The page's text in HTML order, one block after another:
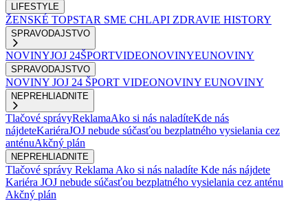
LIFESTYLE
ŽENSKÉ TOPSTAR SME CHLAPI ZDRAVIE HISTORY
SPRAVODAJSTVO
NOVINYJOJ 24ŠPORTVIDEONOVINYEUNOVINY
SPRAVODAJSTVO
NOVINY JOJ 24 ŠPORT VIDEONOVINY EUNOVINY
NEPREHLIADNITE
Tlačové správyReklamaAko si nás naladíteKde nás
nájdeteKariéraJOJ nebude súčasťou bezplatného vysielania cez
anténuAkčný plán
NEPREHLIADNITE
Tlačové správy Reklama Ako si nás naladíte Kde nás nájdete
Kariéra JOJ nebude súčasťou bezplatného vysielania cez anténu
Akčný plán